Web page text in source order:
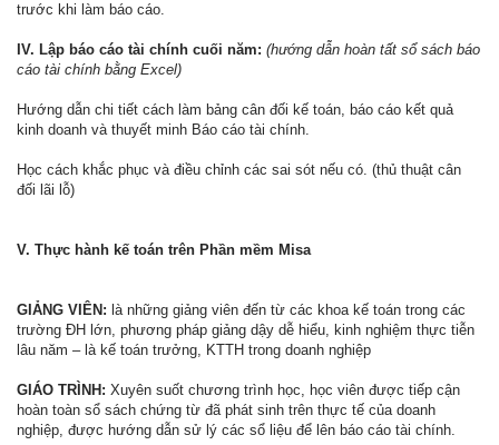
trước khi làm báo cáo.
IV. Lập báo cáo tài chính cuối năm: (hướng dẫn hoàn tất sổ sách báo
cáo tài chính bằng Excel)
Hướng dẫn chi tiết cách làm bảng cân đối kế toán, báo cáo kết quả
kinh doanh và thuyết minh Báo cáo tài chính.
Học cách khắc phục và điều chỉnh các sai sót nếu có. (thủ thuật cân
đối lãi lỗ)
V. Thực hành kế toán trên Phần mềm Misa
GIẢNG VIÊN: là những giảng viên đến từ các khoa kế toán trong các
trường ĐH lớn, phương pháp giảng dậy dễ hiểu, kinh nghiệm thực tiễn
lâu năm – là kế toán trưởng, KTTH trong doanh nghiệp
GIÁO TRÌNH: Xuyên suốt chương trình học, học viên được tiếp cận
hoàn toàn sổ sách chứng từ đã phát sinh trên thực tế của doanh
nghiệp, được hướng dẫn sử lý các sổ liệu để lên báo cáo tài chính.